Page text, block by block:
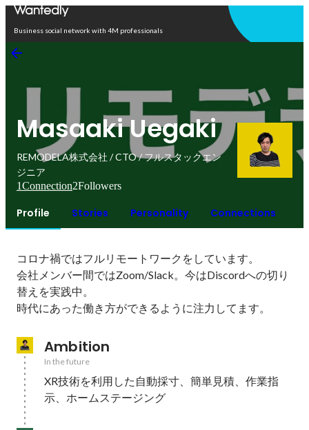
Business social network with 4M professionals
Masaaki Uegaki
REMODELA株式会社 / CTO / フルスタックエン
ジニア
1Connection2Followers
Profile Stories Personality Connections
コロナ禍ではフルリモートワークをしています。
会社メンバー間ではZoom/Slack。今はDiscordへの切り
替えを実践中。
時代にあった働き方ができるように注力してます。
Ambition
In the future
XR技術を利用した自動採寸、簡単見積、作業指
示、ホームステージング